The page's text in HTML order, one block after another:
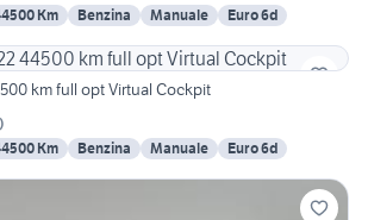
Km Benzina Manuale
Euro 6d
km full opt Virtual Cockpit
)
Km Benzina Manuale Euro 6d